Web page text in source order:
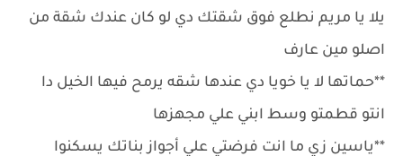
يلا يا مريم نطلع فوق شقتك دي لو كان عندك شقة من
اصلو مين عارف
**حماتها لا يا خويا دي عندها شقه يرمح فيها الخيل دا
انتو قطمتو وسط ابني علي مجهزها
**ياسين زي ما انت فرضتي علي أجواز بناتك يسكنوا